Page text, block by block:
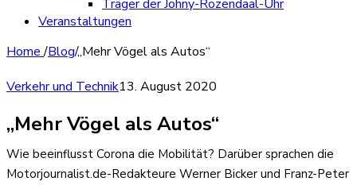
Träger der Johny-Rozendaal-Uhr
Veranstaltungen
Home/Blog/„Mehr Vögel als Autos“
Verkehr und Technik13. August 2020
„Mehr Vögel als Autos“
Wie beeinflusst Corona die Mobilität? Darüber sprachen die
Motorjournalist.de-Redakteure Werner Bicker und Franz-Peter